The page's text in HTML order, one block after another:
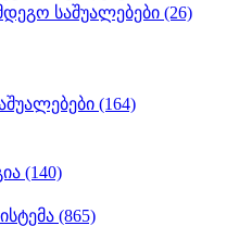
საშუალებები (26)
(164)
(140)
(865)